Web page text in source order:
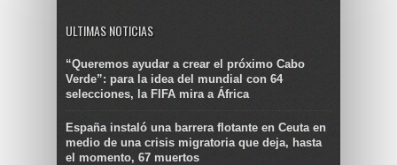
ULTIMAS NOTICIAS
“Queremos ayudar a crear el próximo Cabo
Verde”: para la idea del mundial con 64
selecciones, la FIFA mira a África
España instaló una barrera flotante en Ceuta en
medio de una crisis migratoria que deja, hasta
el momento, 67 muertos